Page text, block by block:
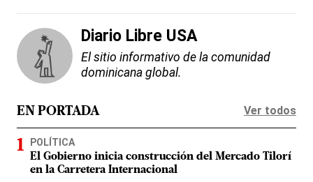
Diario Libre USA
El sitio informativo de la comunidad
dominicana global.
EN PORTADA Ver todos
POLÍTICA
El Gobierno inicia construcción del Mercado Tilorí
en la Carretera Internacional